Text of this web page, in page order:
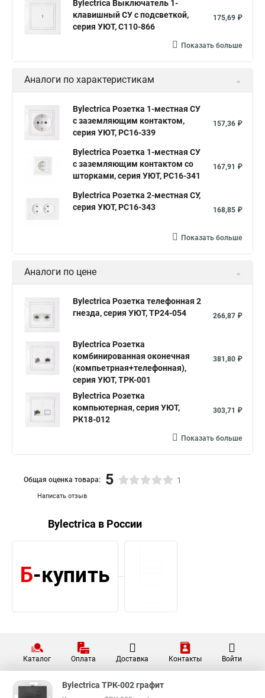
Bylectrica Выключатель 1-
клавишный СУ с подсветкой,
серия УЮТ, С110-866
175,69 ₽
Показать больше
Аналоги по характеристикам
Bylectrica Розетка 1-местная СУ
с заземляющим контактом,
серия УЮТ, РС16-339
157,36 ₽
Bylectrica Розетка 1-местная СУ
с заземляющим контактом со
шторками, серия УЮТ, РС16-341
167,91 ₽
Bylectrica Розетка 2-местная СУ,
серия УЮТ, РС16-343
168,85 ₽
Показать больше
Аналоги по цене
Bylectrica Розетка телефонная 2
гнезда, серия УЮТ, ТР24-054
266,87 ₽
Bylectrica Розетка
комбинированная оконечная
(компьетрная+телефонная),
серия УЮТ, ТРК-001
381,80 ₽
Bylectrica Розетка
компьютерная, серия УЮТ,
РК18-012
303,71 ₽
Показать больше
Написать отзыв
Общая оценка товара: 5 1
Bylectrica в России
Каталог Оплата Доставка Контакты Войти
Bylectrica ТРК-002 графит